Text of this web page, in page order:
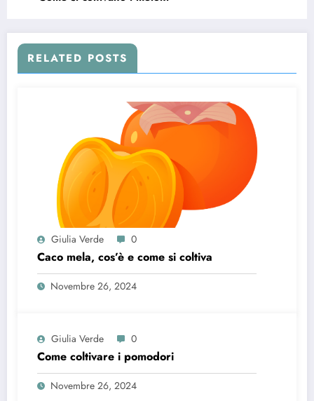
RELATED POSTS
Giulia Verde 0
Caco mela, cos’è e come si coltiva
Novembre 26, 2024
Giulia Verde 0
Come coltivare i pomodori
Novembre 26, 2024